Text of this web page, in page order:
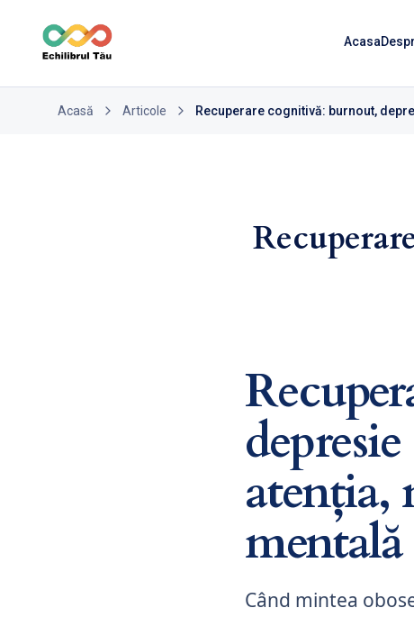
Acasa
Acasă Articole Recuperare cognitivă: burnout,
atenția,
mentală
Când mintea